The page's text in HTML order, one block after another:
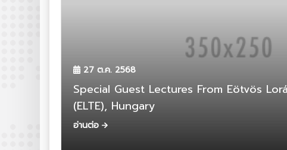
27 ต.ค. 2568
Special Guest Lectures From Eötvös Loránd University
(ELTE), Hungary
อ่านต่อ